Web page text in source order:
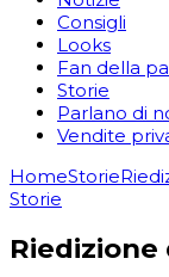
Consigli
Looks
Fan della
Storie
Parlano di
Vendite
HomeStorie
Storie